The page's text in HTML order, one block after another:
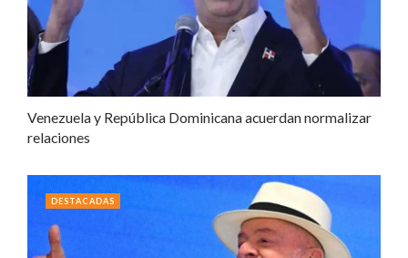
Venezuela y República Dominicana acuerdan normalizar
relaciones
DESTACADAS